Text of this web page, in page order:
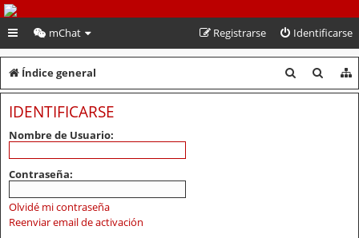
PeruVoley.com
mChat Identificarse
Registrarse
Índice general
u
u
IDENTIFICARSE
Nombre de Usuario:
Contraseña:
Olvidé mi contraseña
Reenviar email de activación